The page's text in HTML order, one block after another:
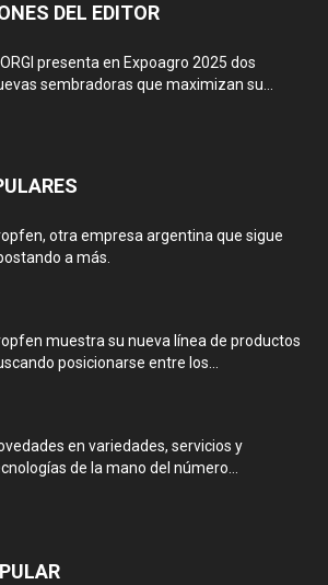
DEL EDITOR
presenta en Expoagro 2025 dos
sembradoras que maximizan su...
otra empresa argentina que sigue
a más.
muestra su nueva línea de productos
posicionarse entre los...
en variedades, servicios y
de la mano del número...